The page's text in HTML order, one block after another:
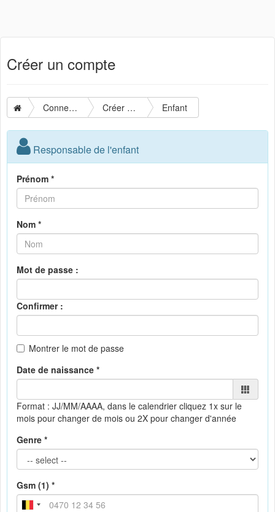
Créer un compte
Connexion Créer un compte Enfant
Responsable de l'enfant
Prénom *
Nom *
Mot de passe :
Confirmer :
Montrer le mot de passe
Date de naissance *
Format : JJ/MM/AAAA, dans le calendrier cliquez 1x sur le
mois pour changer de mois ou 2X pour changer d'année
Genre *
Gsm (1) *